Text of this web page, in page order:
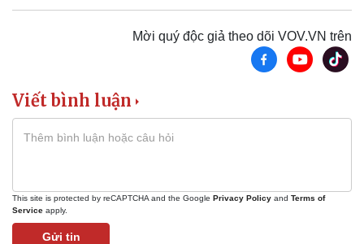
Thể thao
Lịch thi đấu bóng đá
Hậu trường
Mời quý độc giả theo dõi VOV.VN trên
Viết bình luận
This site is protected by reCAPTCHA and the Google Privacy Policy and Terms of
Service apply.
Gửi tin